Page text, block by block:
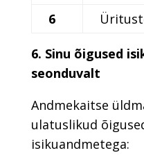
6
6. Sinu õigused
seonduvalt
Andmekaitse
ulatuslikud
isikuandmetega: